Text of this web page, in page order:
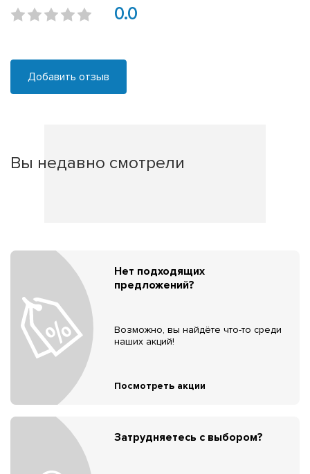
0.0
Добавить отзыв
Вы недавно смотрели
Нет подходящих
предложений?
Возможно, вы найдёте что-то среди
наших акций!
Посмотреть акции
Затрудняетесь с выбором?